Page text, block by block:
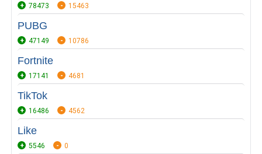
78473 15463
PUBG
47149 10786
Fortnite
17141 4681
TikTok
16486 4562
Like
5546 0